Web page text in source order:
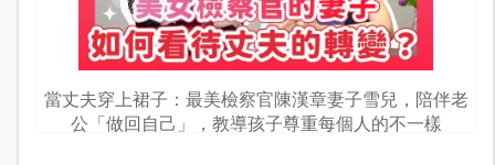
當丈夫穿上裙子：最美檢察官陳漢章妻子雪兒，陪伴老
公「做回自己」，教導孩子尊重每個人的不一樣